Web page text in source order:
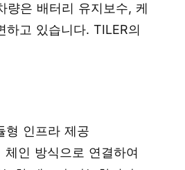
량은 배터리 유지보수, 케
고 있습니다. TILER의
형 인프라 제공
인 방식으로 연결하여